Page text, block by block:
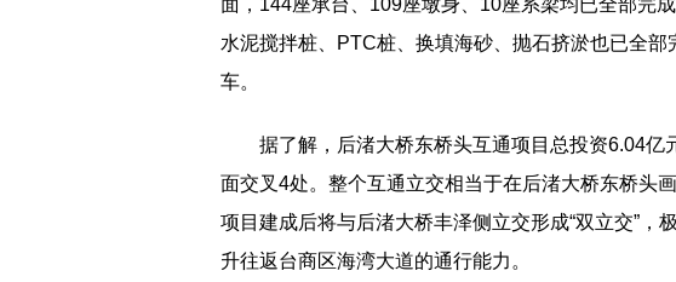
面，144座承台、109座墩身、10座系梁均已全部完
水泥搅拌桩、PTC桩、换填海砂、抛石挤淤也已全
车。
据了解，后渚大桥东桥头互通项目总投资6.04
面交叉4处。整个互通立交相当于在后渚大桥东桥头
项目建成后将与后渚大桥丰泽侧立交形成“双立交”，
升往返台商区海湾大道的通行能力。